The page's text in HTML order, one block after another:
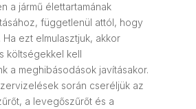
a jármű élettartamának
függetlenül attól, hogy
Ha ezt elmulasztjuk, akkor
költségekkel kell
a meghibásodások javításakor.
során cseréljük az
a levegőszűrőt és a